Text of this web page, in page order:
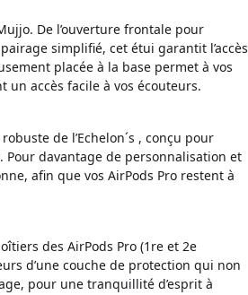
De l’ouverture frontale pour
simplifié, cet étui garantit l’accès
placée à la base permet à vos
accès facile à vos écouteurs.
de l’Echelon´s , conçu pour
Pour davantage de personnalisation et
afin que vos AirPods Pro restent à
des AirPods Pro (1re et 2e
d’une couche de protection qui non
pour une tranquillité d’esprit à